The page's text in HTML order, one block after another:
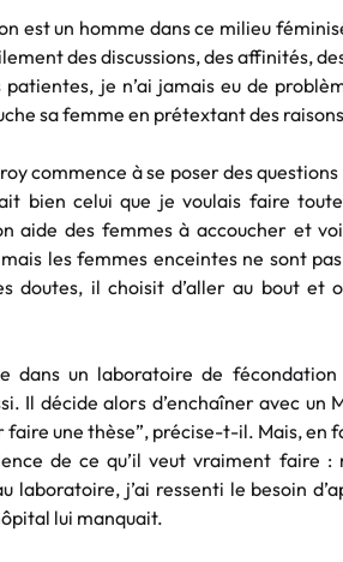
est un homme dans ce milieu
des discussions, des affinités,
je n’ai jamais eu de
sa femme en prétextant des
commence à se poser des questions
bien celui que je voulais faire
aide des femmes à accoucher et
les femmes enceintes ne sont
doutes, il choisit d’aller au bout et
dans un laboratoire de fécondation
Il décide alors d’enchaîner avec un
faire une thèse”, précise-t-il. Mais, en
de ce qu’il veut vraiment faire :
laboratoire, j’ai ressenti le besoin
lui manquait.